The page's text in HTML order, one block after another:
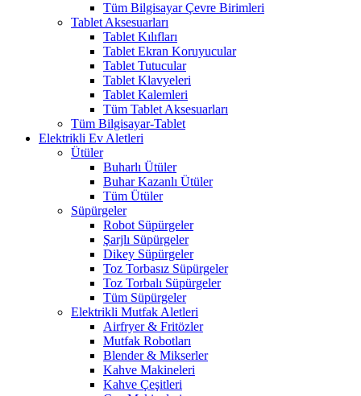
Tüm Bilgisayar Çevre Birimleri
Tablet Aksesuarları
Tablet Kılıfları
Tablet Ekran Koruyucular
Tablet Tutucular
Tablet Klavyeleri
Tablet Kalemleri
Tüm Tablet Aksesuarları
Tüm Bilgisayar-Tablet
Elektrikli Ev Aletleri
Ütüler
Buharlı Ütüler
Buhar Kazanlı Ütüler
Tüm Ütüler
Süpürgeler
Robot Süpürgeler
Şarjlı Süpürgeler
Dikey Süpürgeler
Toz Torbasız Süpürgeler
Toz Torbalı Süpürgeler
Tüm Süpürgeler
Elektrikli Mutfak Aletleri
Airfryer & Fritözler
Mutfak Robotları
Blender & Mikserler
Kahve Makineleri
Kahve Çeşitleri